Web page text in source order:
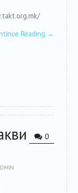
Reading →
0